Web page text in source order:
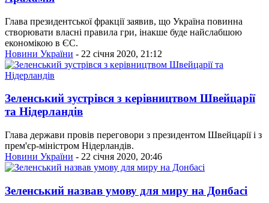
Глава президентської фракції заявив, що Україна повинна
створювати власні правила гри, інакше буде найслабшою
економікою в ЄС.
Новини України - 22 січня 2020, 21:12
Зеленський зустрівся з керівництвом Швейцарії
та Нідерландів
Глава держави провів переговори з президентом Швейцарії і з
прем'єр-міністром Нідерландів.
Новини України - 22 січня 2020, 20:46
Зеленський назвав умову для миру на Донбасі